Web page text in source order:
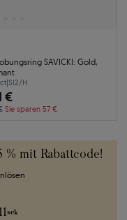
% mit Rabattcode!
10sek
SAVICKI: Gold,
|SI2/H
€
Sie sparen 57 €